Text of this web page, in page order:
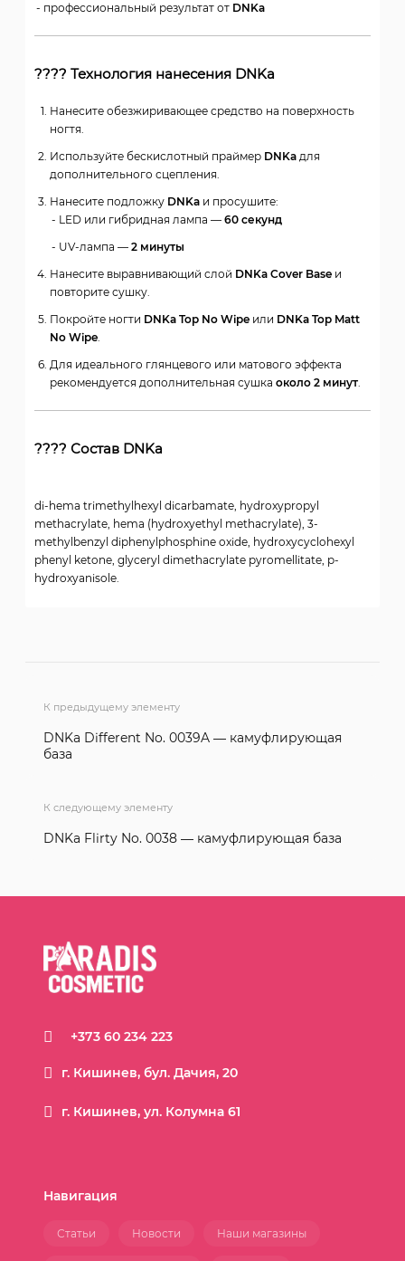
профессиональный результат от DNKa
???? Технология нанесения DNKa
Нанесите обезжиривающее средство на поверхность
ногтя.
Используйте бескислотный праймер DNKa для
дополнительного сцепления.
Нанесите подложку DNKa и просушите:
LED или гибридная лампа — 60 секунд
UV-лампа — 2 минуты
Нанесите выравнивающий слой DNKa Cover Base и
повторите сушку.
Покройте ногти DNKa Top No Wipe или DNKa Top Matt
No Wipe.
Для идеального глянцевого или матового эффекта
рекомендуется дополнительная сушка около 2 минут.
???? Состав DNKa
di-hema trimethylhexyl dicarbamate, hydroxypropyl
methacrylate, hema (hydroxyethyl methacrylate), 3-
methylbenzyl diphenylphosphine oxide, hydroxycyclohexyl
phenyl ketone, glyceryl dimethacrylate pyromellitate, p-
hydroxyanisole.
К предыдущему элементу
DNKa Different No. 0039A — камуфлирующая
база
К следующему элементу
DNKa Flirty No. 0038 — камуфлирующая база
г. Кишинев, ул. Колумна 61
+373 60 234 223
г. Кишинев, бул. Дачия, 20
Статьи Новости Наши магазины
Навигация